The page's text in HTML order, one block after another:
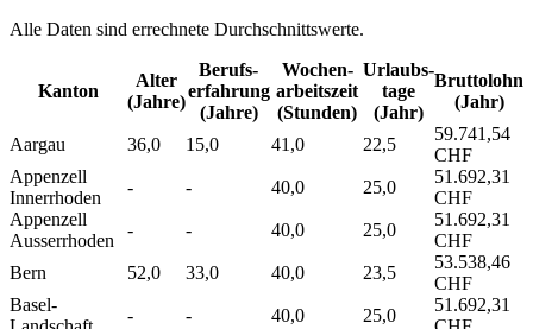
Alle Daten sind errechnete Durchschnittswerte.
Kanton
Alter
(Jahre)
Berufs­
erfahrung
(Jahre)
Wochen­
arbeitszeit
(Stunden)
Urlaubs­
tage
(Jahr)
Bruttolohn
(Jahr)
Aargau 36,0 15,0 41,0 22,5
59.741,54
CHF
Appenzell
Innerrhoden
- - 40,0 25,0
51.692,31
CHF
Appenzell
Ausserrhoden
- - 40,0 25,0
51.692,31
CHF
Bern
52,0 33,0 40,0 23,5
53.538,46
CHF
Basel-
- - 40,0 25,0
51.692,31